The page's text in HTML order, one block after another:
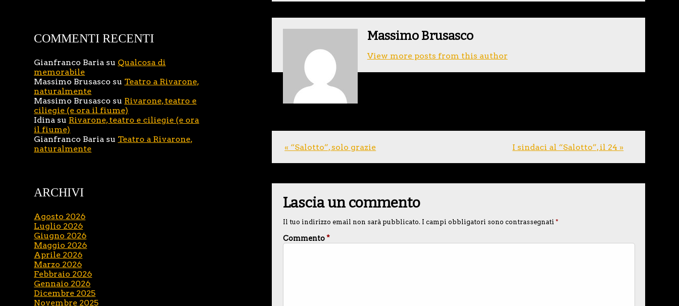
Massimo Brusasco
View more posts from this author
« “Salotto”, solo grazie I sindaci al “Salotto”, il 24 »
Lascia un commento
Il tuo indirizzo email non sarà pubblicato. I campi obbligatori sono contrassegnati *
Commento*
COMMENTI RECENTI
Gianfranco Baria su Qualcosa di
memorabile
Massimo Brusasco su Teatro a Rivarone,
naturalmente
Massimo Brusasco su Rivarone, teatro e
ciliegie (e ora il fiume)
Idina su Rivarone, teatro e ciliegie (e ora
il fiume)
Gianfranco Baria su Teatro a Rivarone,
naturalmente
ARCHIVI
Agosto 2026
Luglio 2026
Giugno 2026
Maggio 2026
Aprile 2026
Marzo 2026
Febbraio 2026
Gennaio 2026
Dicembre 2025
Novembre 2025